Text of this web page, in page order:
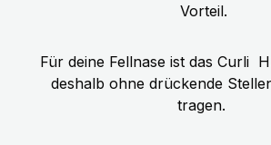
Vorteil.
Für deine Fellnase ist das Curli
deshalb ohne drückende
tragen.